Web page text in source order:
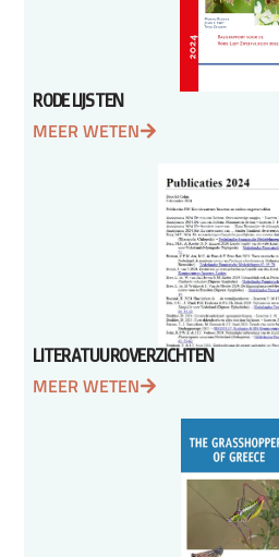
RODE LIJSTEN
MEER WETEN
LITERATUUROVERZICHTEN
MEER WETEN